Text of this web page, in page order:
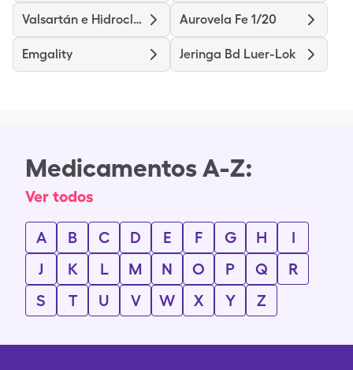
Valsartán e Hidroclorotiazida (Compuesto) Aurovela Fe 1/20
Emgality Jeringa Bd Luer-Lok
Medicamentos A-Z:
Ver todos
A B C D E F G H
I
J
K L M N O P Q
R
S
T U V W X Y Z